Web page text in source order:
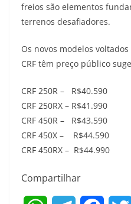
freios são elementos
terrenos desafiadores.
Os novos modelos
CRF têm preço público
CRF 250R – R$40.590
CRF 250RX – R$41.990
CRF 450R – R$43.590
CRF 450X – R$44.590
CRF 450RX – R$44.990
Compartilhar